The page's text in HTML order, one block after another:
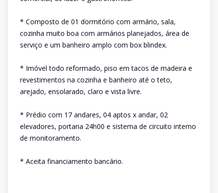
* Composto de 01 dormitório com armário, sala,
cozinha muito boa com armários planejados, área de
serviço e um banheiro amplo com box blindex.
* Imóvel todo reformado, piso em tacos de madeira e
revestimentos na cozinha e banheiro até o teto,
arejado, ensolarado, claro e vista livre.
* Prédio com 17 andares, 04 aptos x andar, 02
elevadores, portaria 24h00 e sistema de circuito interno
de monitoramento.
* Aceita financiamento bancário.